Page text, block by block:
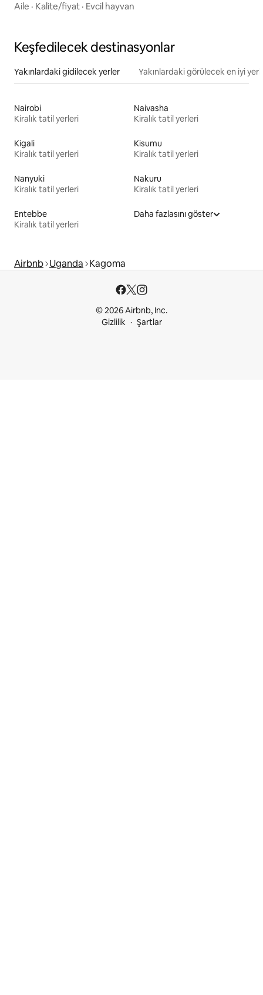
Aile · Kalite/fiyat · Evcil hayvan
Keşfedilecek destinasyonlar
Yakınlardaki gidilecek yerler Yakınlardaki görülecek en iyi
Nairobi
Kiralık tatil yerleri
Naivasha
Kiralık tatil yerleri
Kigali
Kiralık tatil yerleri
Kisumu
Kiralık tatil yerleri
Nanyuki
Kiralık tatil yerleri
Nakuru
Kiralık tatil yerleri
Entebbe
Kiralık tatil yerleri
Daha fazlasını göster
Airbnb Uganda Kagoma
© 2026 Airbnb, Inc.
Gizlilik
Şartlar